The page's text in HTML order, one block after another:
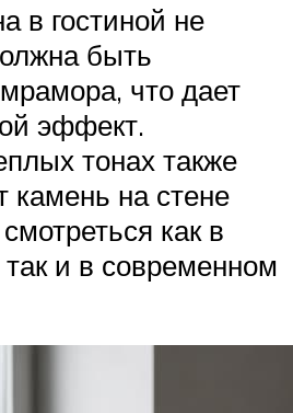
в гостиной не
быть
что дает
эффект.
тонах также
камень на стене
как в
и в современном